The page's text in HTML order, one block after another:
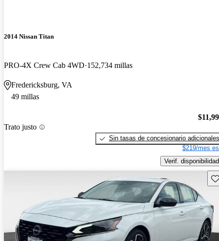
2014 Nissan Titan
PRO-4X Crew Cab 4WD 152,734 millas
Fredericksburg, VA
49 millas
Trato justo
Sin tasas de concesionario adicionales
$219/mes
Verif. disponibilidad